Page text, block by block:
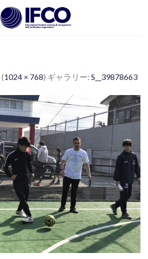
(1024 × 768) ギャラリー: S__39878663